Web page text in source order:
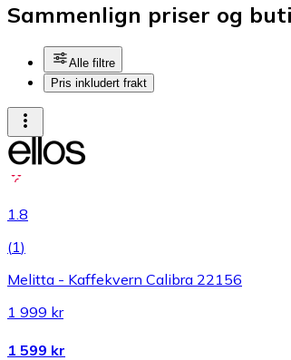
Sammenlign priser og
Alle filtre
Pris inkludert frakt
1.8
(1)
Melitta - Kaffekvern Calibra 22156
1 999 kr
1 599 kr